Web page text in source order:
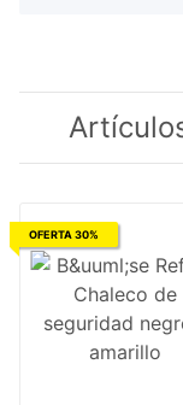
OFERTA 30%